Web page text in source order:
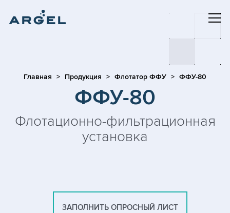
Главная Продукция Флотатор ФФУ ФФУ-80
ФФУ-80
Флотационно-фильтрационная
установка
ЗАПОЛНИТЬ ОПРОСНЫЙ ЛИСТ